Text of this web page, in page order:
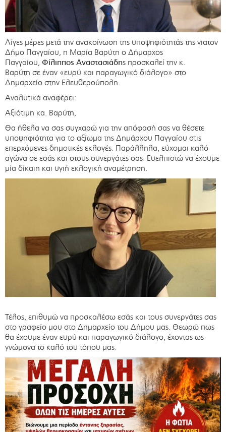
Λίγες μέρες μετά την ανακοίνωση της υποψηφιότητάς της γιατον
Δήμο Παγγαίου, η Μαρία Βαρύτη ο Δήμαρχος
Παγγαίου, Φίλιππος Αναστασιάδης προσκαλεί την κ.
Βαρύτη σε έναν «ευρύ και παραγωγικό διάλογο» στο
Δημαρχείο στην Ελευθερούπολη.
Αναλυτικά αναφέρει:
Αξιότιμη κα. Βαρύτη,
Θα ήθελα να σας συγχαρώ για την απόφασή σας να θέσετε
υποψηφιότητα για το αξίωμα της Δημάρχου Παγγαίου στις
επερχόμενες δημοτικές εκλογές. Παράλληλα, εύχομαι καλό
αγώνα σε εσάς και στους συνεργάτες σας. Ευελπιστώ να έχουμε
μία δίκαιη και υγιή εκλογική αναμέτρηση.
Τέλος, επιθυμώ να προσκαλέσω εσάς και τους συνεργάτες σας
στο γραφείο μου στο Δημαρχείο του Δήμου μας. Θεωρώ πως
θα έχουμε έναν ευρύ και παραγωγικό διάλογο, έχοντας ως
γνώμονα το καλό του τόπου μας.